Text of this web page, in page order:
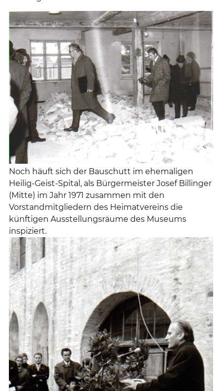
Noch häuft sich der Bauschutt im ehemaligen
Heilig-Geist-Spital, als Bürgermeister Josef Billinger
(Mitte) im Jahr 1971 zusammen mit den
Vorstandmitgliedern des Heimatvereins die
künftigen Ausstellungsräume des Museums
inspiziert.